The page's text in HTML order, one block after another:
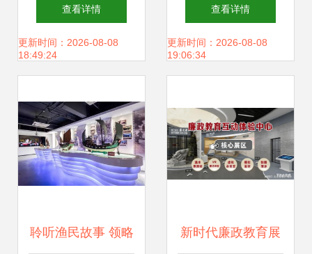
探索文化场馆管理
查看详情
更新时间：2026-08-08
18:49:24
馆管理服务的卓越
查看详情
更新时间：2026-08-08
19:06:34
聆听渔民故事 领略 新时代廉政教育展